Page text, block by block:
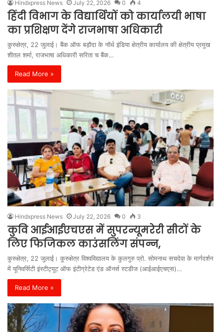
Hindxpress News July 22, 2026 0 4
हिंदी विभाग के विद्यार्थियों को कार्यालयी भाषा
का प्रशिक्षण देंगे राजभाषा अधिकारी
कुरुक्षेत्र, 22 जुलाई। बैंक ऑफ बड़ौदा के नॉर्थ इंडिया क्षेत्रीय कार्यालय की क्षेत्रीय प्रमुख
शीतल शर्मा, राजभाषा अधिकारी सरिता च बैंक…
Read More »
Hindxpress News July 22, 2026 0 3
कुवि आईआईएचएस में सुपरन्यूमरेरी सीटों के
लिए फिजिकल काउंसलिंग संपन्न,
कुरुक्षेत्र, 22 जुलाई। कुरुक्षेत्र विश्वविद्यालय के कुलगुरु प्रो. सोमनाथ सचदेवा के मार्गदर्शन
में यूनिवर्सिटी इंस्टीट्यूट ऑफ इंटीग्रेटेड एंड ऑनर्स स्टडीज (आईआईएचएस)…
Read More »